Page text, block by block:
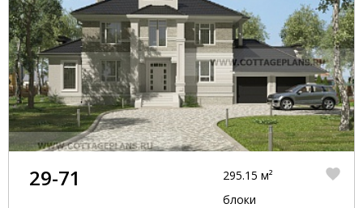
29-71
295.15 м²
блоки